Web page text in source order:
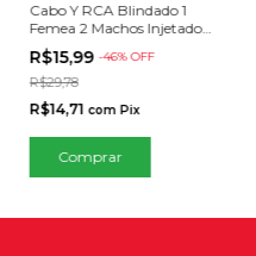
Cabo Y RCA Blindado 1
Femea 2 Machos Injetado
Verde 4mm
R$15,99 -46% OFF
R$29,78
R$14,71 com Pix